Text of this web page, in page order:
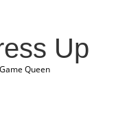
Up
Queen